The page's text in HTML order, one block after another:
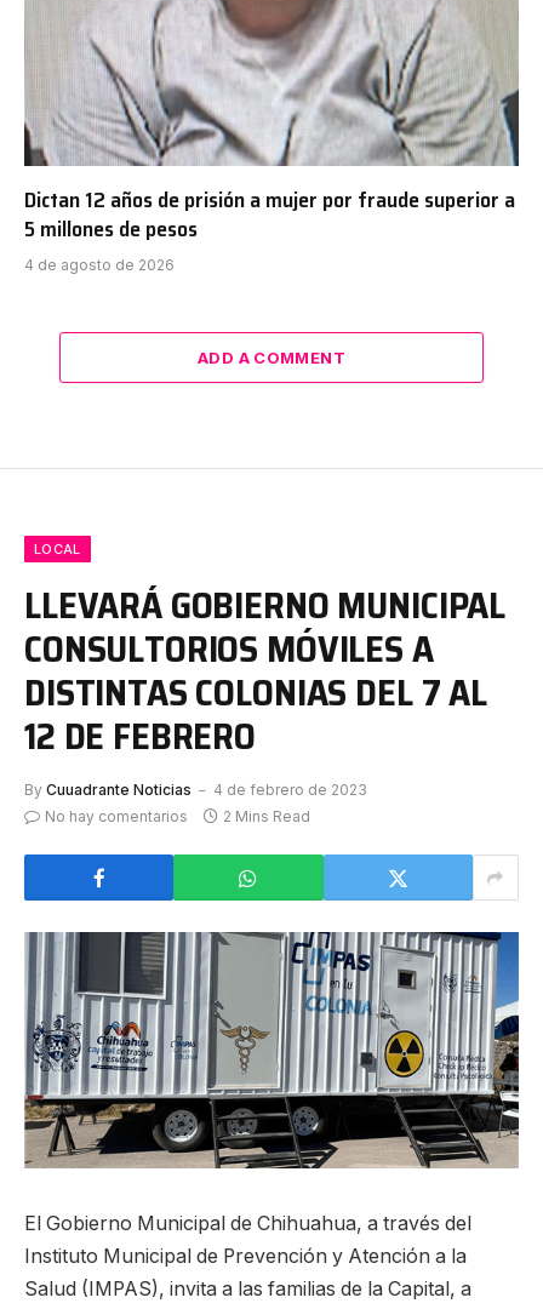
Dictan 12 años de prisión a mujer por fraude superior a
5 millones de pesos
4 de agosto de 2026
ADD A COMMENT
LOCAL
LLEVARÁ GOBIERNO MUNICIPAL
CONSULTORIOS MÓVILES A
DISTINTAS COLONIAS DEL 7 AL
12 DE FEBRERO
By Cuuadrante Noticias
4 de febrero de 2023
No hay comentarios
2 Mins Read
El Gobierno Municipal de Chihuahua, a través del
Instituto Municipal de Prevención y Atención a la
Salud (IMPAS), invita a las familias de la Capital, a